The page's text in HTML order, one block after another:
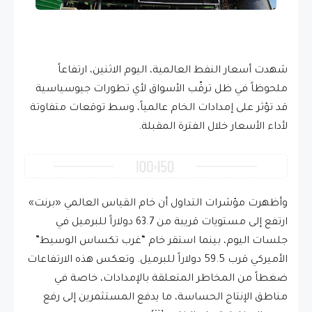
شهدت أسعار النفط العالمية، اليوم الاثنين، ارتفاعاً
ملحوظاً في ظل ترقّب الأسواق لأي تطورات جيوسياسية
قد تؤثر على إمدادات الخام عالمياً، وسط توقعات متفاوتة
لأداء الأسعار خلال الفترة المقبلة.
وأظهرت مؤشرات التداول أن خام القياس العالمي «برنت»
ارتفع إلى مستويات قريبة من 63.7 دولاراً للبرميل في
جلسات اليوم، بينما استقر خام “غرب تكساس الوسيط”
الأميركي قرب 59.5 دولاراً للبرميل. وتعكس هذه الارتفاعات
ضغطاً من المخاطر المتعلقة بالإمدادات، خاصة في
مناطق الإنتاج الحساسة، ما يدفع المستثمرين إلى رفع